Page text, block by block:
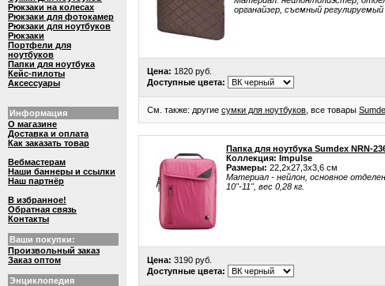
Рюкзаки на колесах
Рюкзаки для фотокамер
Рюкзаки для ноутбуков
Рюкзаки
Портфели для
ноутбуков
Папки для ноутбука
Кейс-пилоты
Аксессуары
Информация
О магазине
Доставка и оплата
Как заказать товар
Вебмастерам
Наши баннеры и ссылки
Наш партнёр
В избранное!
Обратная связь
Контакты
Ваши покупки:
Произвольный заказ
Заказ оптом
Энциклопедия
органайзер, съемный регулируемый
Цена: 1820 руб.
Доступные цвета:
См. также: другие сумки для ноутбуков , все товары
Папка для ноутбука Sumdex NRN-
Коллекция: Impulse
Размеры: 22,2x27,3x3,6 см
Материал - нейлон, основное
10"-11", вес 0,28 кг.
Цена: 3190 руб.
Доступные цвета: